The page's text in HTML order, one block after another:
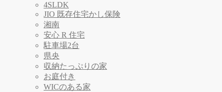
4SLDK
JIO 既存住宅かし保険
湘南
安心 R 住宅
駐車場2台
県央
収納たっぷりの家
お庭付き
WICのある家